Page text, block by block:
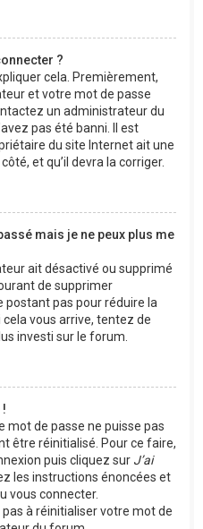
?
cela. Premièrement,
et votre mot de passe
un administrateur du
pas été banni. Il est
du site Internet ait une
et qu’il devra la corriger.
mais je ne peux plus me
ait désactivé ou supprimé
de supprimer
pas pour réduire la
vous arrive, tentez de
investi sur le forum.
mot de passe ne puisse pas
être réinitialisé. Pour ce faire,
puis cliquez sur J’ai
les instructions énoncées et
vous connecter.
à réinitialiser votre mot de